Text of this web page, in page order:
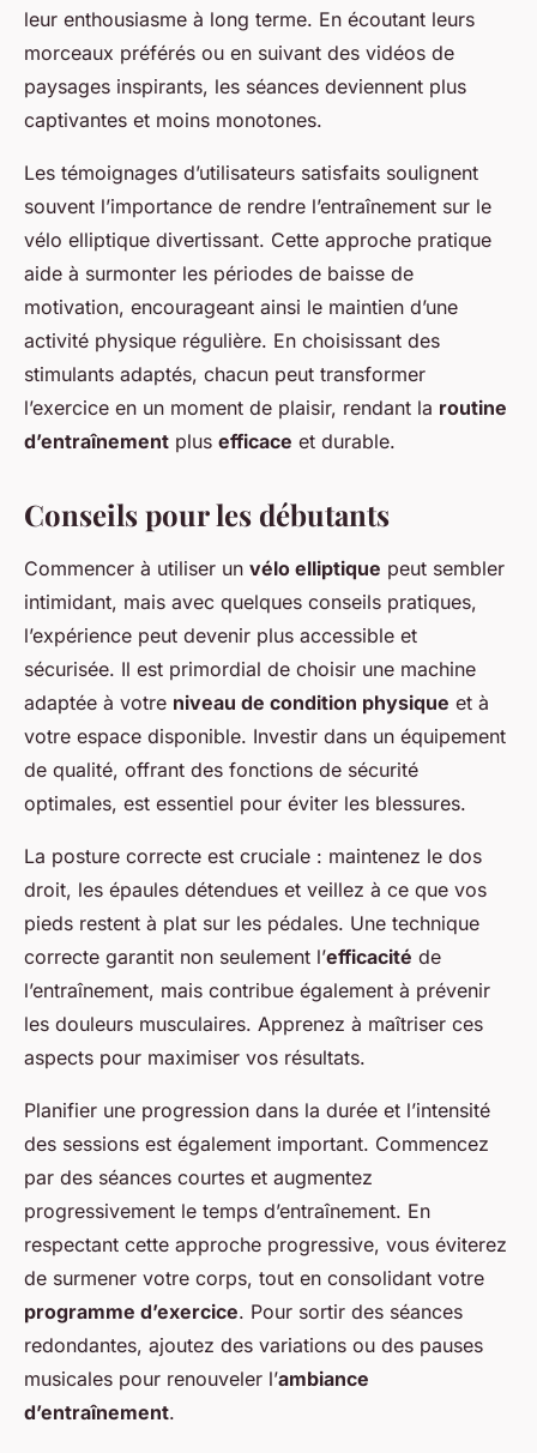
leur enthousiasme à long terme. En écoutant leurs
morceaux préférés ou en suivant des vidéos de
paysages inspirants, les séances deviennent plus
captivantes et moins monotones.
Les témoignages d’utilisateurs satisfaits soulignent
souvent l’importance de rendre l’entraînement sur le
vélo elliptique divertissant. Cette approche pratique
aide à surmonter les périodes de baisse de
motivation, encourageant ainsi le maintien d’une
activité physique régulière. En choisissant des
stimulants adaptés, chacun peut transformer
l’exercice en un moment de plaisir, rendant la routine
d’entraînement plus efficace et durable.
Conseils pour les débutants
Commencer à utiliser un vélo elliptique peut sembler
intimidant, mais avec quelques conseils pratiques,
l’expérience peut devenir plus accessible et
sécurisée. Il est primordial de choisir une machine
adaptée à votre niveau de condition physique et à
votre espace disponible. Investir dans un équipement
de qualité, offrant des fonctions de sécurité
optimales, est essentiel pour éviter les blessures.
La posture correcte est cruciale : maintenez le dos
droit, les épaules détendues et veillez à ce que vos
pieds restent à plat sur les pédales. Une technique
correcte garantit non seulement l’efficacité de
l’entraînement, mais contribue également à prévenir
les douleurs musculaires. Apprenez à maîtriser ces
aspects pour maximiser vos résultats.
Planifier une progression dans la durée et l’intensité
des sessions est également important. Commencez
par des séances courtes et augmentez
progressivement le temps d’entraînement. En
respectant cette approche progressive, vous éviterez
de surmener votre corps, tout en consolidant votre
programme d’exercice. Pour sortir des séances
redondantes, ajoutez des variations ou des pauses
musicales pour renouveler l’ambiance
d’entraînement.